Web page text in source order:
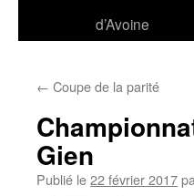
d’Avoine
← Coupe de la parité
Gien
Publié le22 février 2017